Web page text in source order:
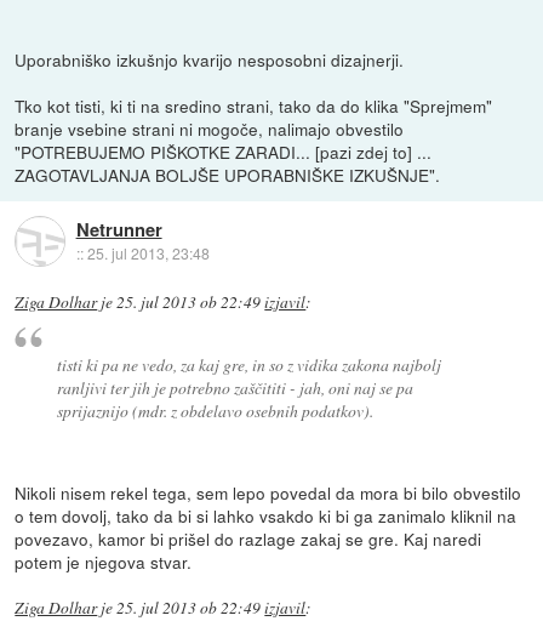
Uporabniško izkušnjo kvarijo nesposobni dizajnerji.
Tko kot tisti, ki ti na sredino strani, tako da do klika "Sprejmem"
branje vsebine strani ni mogoče, nalimajo obvestilo
"POTREBUJEMO PIŠKOTKE ZARADI... [pazi zdej to] ...
ZAGOTAVLJANJA BOLJŠE UPORABNIŠKE IZKUŠNJE".
Netrunner
::25. jul 2013, 23:48
Ziga Dolharje25. jul 2013 ob 22:49izjavil:
tisti ki pa ne vedo, za kaj gre, in so z vidika zakona najbolj
ranljivi ter jih je potrebno zaščititi - jah, oni naj se pa
sprijaznijo (mdr. z obdelavo osebnih podatkov).
Nikoli nisem rekel tega, sem lepo povedal da mora bi bilo obvestilo
o tem dovolj, tako da bi si lahko vsakdo ki bi ga zanimalo kliknil na
povezavo, kamor bi prišel do razlage zakaj se gre. Kaj naredi
potem je njegova stvar.
Ziga Dolharje25. jul 2013 ob 22:49izjavil: